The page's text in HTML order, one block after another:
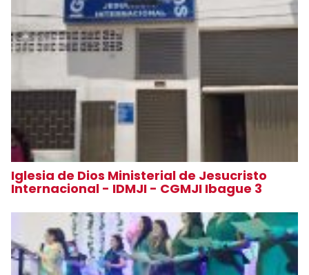
Iglesia de Dios Ministerial de Jesucristo
Internacional - IDMJI - CGMJI Ibague 3